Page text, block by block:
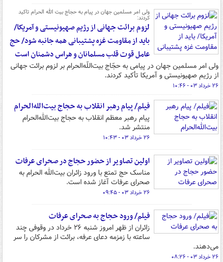
ولی امر مسلمین جهان در پیام به حجاج بیت الله الحرام تاکید
کردند:
لزوم برائت جهانی از رژیم صهیونیستی و آمریکا/
باید از مقاومت غزه پشتیبانی همه جانبه شود/ حج
عامل قوت قلب مسلمانان و هراس دشمنان است
ولی امر مسلمین جهان در پیامی به حجّاج بیت‌اللّه‌الحرام بر لزوم برائت جهانی
از رژیم صهیونیستی و آمریکا تأکید کردند.
۲۶ خرداد ۰۳ - ۱۰:۴۶
فیلم/ پیام رهبر انقلاب به حجاج بیت‌الله‌الحرام
پیام رهبر معظم انقلاب به حجاج بیت‌الله‌الحرام
منتشر شد.
۲۶ خرداد ۰۳ - ۱۰:۴۳
اولین تصاویر از حضور حجاج در صحرای عرفات
مناسک حج تمتع با ورود زائران بیت‌الله الحرام به
صحرای عرفات آغاز شده است.
۲۶ خرداد ۰۳ - ۰۹:۴۵
فیلم/ ورود حجاج به صحرای عرفات
زائران از ظهر امروز شنبه ۲۶ خرداد در وقوفی چند
ساعته با زمزمه دعای عرفه، برائت از مشرکان را سر
می‌دهند.
۲۶ خرداد ۰۳ - ۰۸:۲۶